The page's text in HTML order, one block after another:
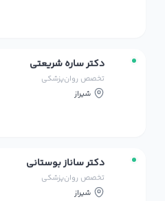
دکتر ساره شریعتی
تخصص روان‌پزشکی
شیراز
دکتر ساناز بوستانی
تخصص روان‌پزشکی
شیراز